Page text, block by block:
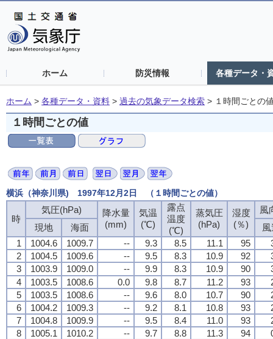
ホーム 防災情報 各種データ・
ホーム > 各種データ・資料 > 過去の気象データ検索 > １時間ごとの
１時間ごとの値
横浜（神奈川県) 1997年12月2日 （１時間ごとの値）
時
気圧(hPa)
降水量
(mm)
気温
(℃)
露点
温度
(℃)
蒸気圧
(hPa)
湿度
(％)
風
現地
海面
1
1004.6 1009.7 -- 9.3 8.5 11.1 95
2
1004.5 1009.6 -- 9.5 8.3 10.9 92
3
1003.9 1009.0 -- 9.9 8.3 10.9 90
4
1003.5 1008.6 0.0 9.8 8.7 11.2 93
5
1003.5 1008.6 -- 9.6 8.0 10.7 90
6
1004.2 1009.3 -- 9.2 8.1 10.8 93
7
1004.8 1009.9 -- 9.5 8.4 11.0 93
8
1005.1 1010.2 -- 9.7 8.8 11.3 94